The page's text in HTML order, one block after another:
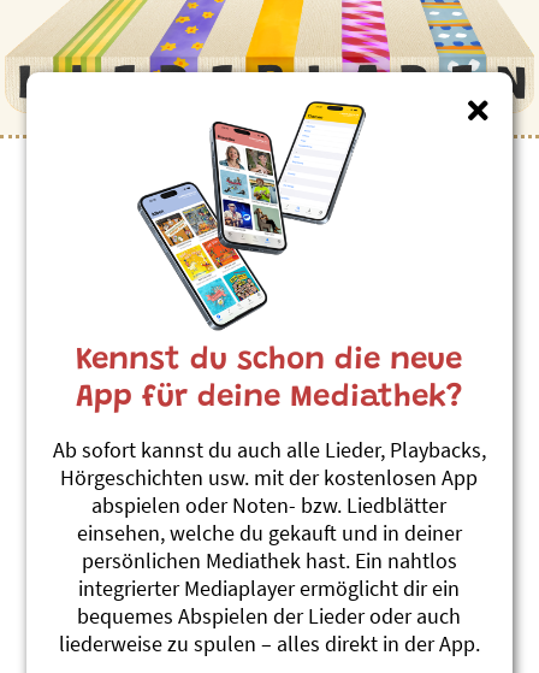
Kinderlieder zum Thema
”Soldaten”
Sackmässer
Roland Zoss
Sing-Ding
#Fussball #Taschenmesser #Soldaten
Oise grossi General
Andrew Bond
Chleiderchischte
#Soldaten
Themenübersicht Stichwörter A-Z
Kennst du schon die neue
App für deine Mediathek?
Ab sofort kannst du auch alle Lieder, Playbacks,
Hörgeschichten usw. mit der kostenlosen App
abspielen oder Noten- bzw. Liedblätter
einsehen, welche du gekauft und in deiner
persönlichen Mediathek hast. Ein nahtlos
integrierter Mediaplayer ermöglicht dir ein
bequemes Abspielen der Lieder oder auch
liederweise zu spulen – alles direkt in der App.